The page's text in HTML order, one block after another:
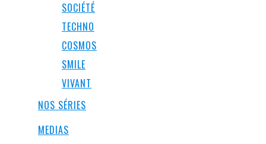
SOCIÉTÉ
TECHNO
COSMOS
SMILE
VIVANT
NOS SÉRIES
MEDIAS